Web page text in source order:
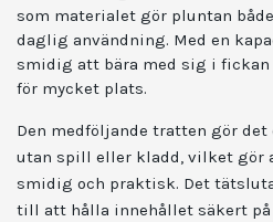
som materialet gör pluntan
daglig användning. Med en
smidig att bära med sig i
för mycket plats.
Den medföljande tratten gör
utan spill eller kladd, vilket gör
smidig och praktisk. Det
till att hålla innehållet säkert på